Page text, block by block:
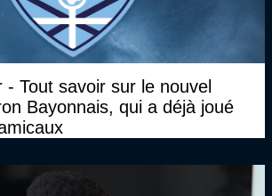
- Tout savoir sur le nouvel
Bayonnais, qui a déjà joué